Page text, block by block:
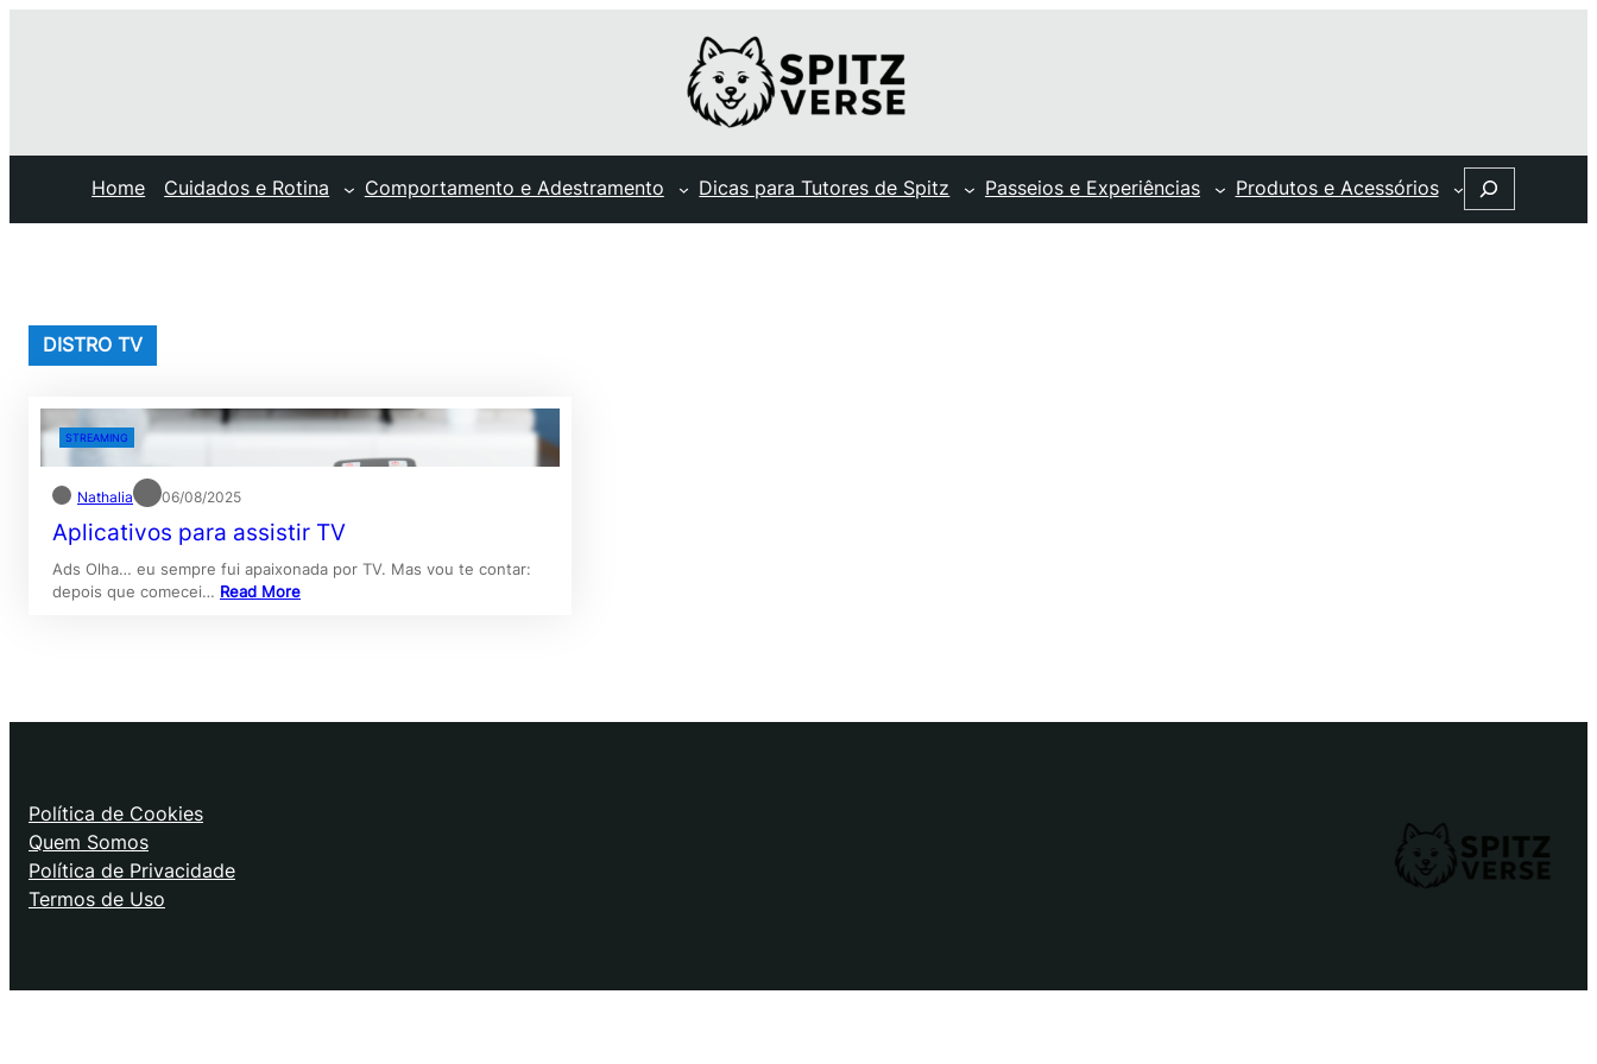
Home Cuidados e Rotina Comportamento e Adestramento Dicas para Tutores de Spitz Passeios e Experiências Produtos e Acessórios Search
DISTRO TV
STREAMING
Nathalia 06/08/2025
Aplicativos para assistir TV
Ads Olha… eu sempre fui apaixonada por TV. Mas vou te contar:
depois que comecei… Read More
Política de Cookies
Quem Somos
Política de Privacidade
Termos de Uso